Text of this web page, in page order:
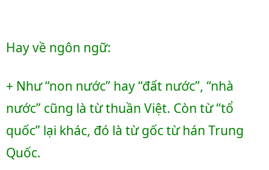
Hay về ngôn ngữ:
+ Như “non nước” hay “đất nước”, “nhà
nước” cũng là từ thuần Việt. Còn từ “tổ
quốc” lại khác, đó là từ gốc từ hán Trung
Quốc.